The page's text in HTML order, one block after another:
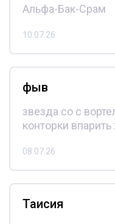
Альфа-Бак-Срам
10.07.26
фыв
звезда со с
конторки впарить
08.07.26
Таисия